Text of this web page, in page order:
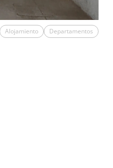
Alojamiento Departamentos